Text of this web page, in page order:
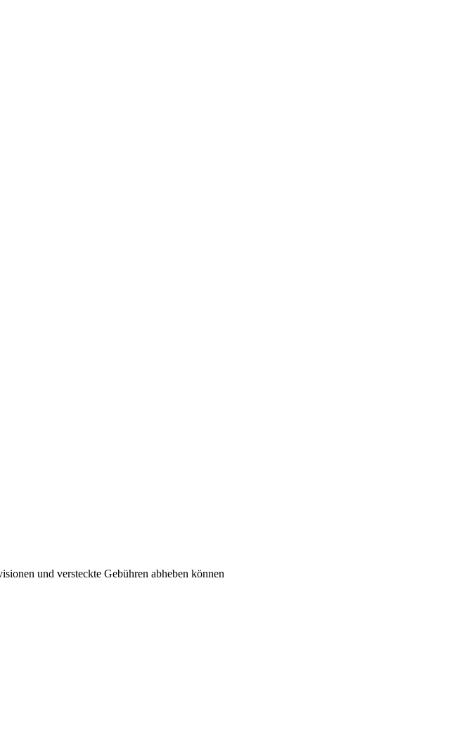
und versteckte Gebühren abheben können